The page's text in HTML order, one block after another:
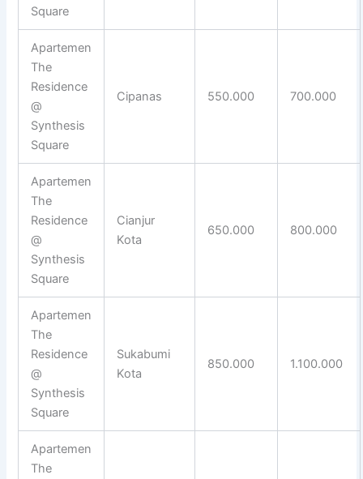
Square
Apartemen
The
Residence
@
Synthesis
Square
Cipanas 550.000 700.000
Apartemen
The
Residence
@
Synthesis
Square
Cianjur
Kota
650.000 800.000
Apartemen
The
Residence
@
Synthesis
Square
Sukabumi
Kota
850.000 1.100.000
Apartemen
The